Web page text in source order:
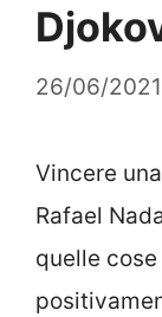
26/06/2021
Vincere
Rafael
quelle